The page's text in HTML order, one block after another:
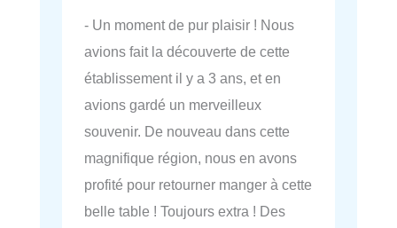
- Un moment de pur plaisir ! Nous
avions fait la découverte de cette
établissement il y a 3 ans, et en
avions gardé un merveilleux
souvenir. De nouveau dans cette
magnifique région, nous en avons
profité pour retourner manger à cette
belle table ! Toujours extra ! Des